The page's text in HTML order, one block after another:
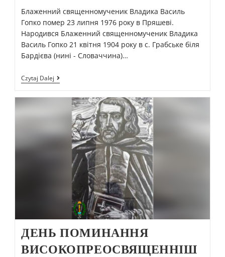
Блаженний священномученик Владика Василь
Гопко помер 23 липня 1976 року в Пряшеві.
Народився Блаженний священномученик Владика
Василь Гопко 21 квітня 1904 року в с. Грабське біля
Бардієва (нині - Словаччина)…
Czytaj Dalej
ДЕНЬ ПОМИНАННЯ
ВИСОКОПРЕОСВЯЩЕННІШ